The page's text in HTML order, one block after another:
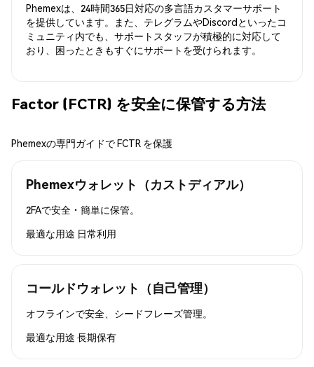
Phemexは、24時間365日対応の多言語カスタマーサポート
を提供しています。また、テレグラムやDiscordといったコ
ミュニティ内でも、サポートスタッフが積極的に対応して
おり、困ったときもすぐにサポートを受けられます。
Factor (FCTR) を安全に保管する方法
Phemexの専門ガイドで FCTR を保護
Phemexウォレット（カストディアル）
2FAで安全・簡単に保管。
最適な用途 日常利用
コールドウォレット（自己管理）
オフラインで安全、シードフレーズ管理。
最適な用途 長期保有